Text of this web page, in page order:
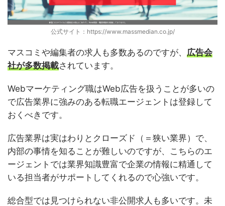
公式サイト：https://www.massmedian.co.jp/
マスコミや編集者の求人も多数あるのですが、 広告会
社が多数掲載されています。
Webマーケティング職はWeb広告を扱うことが多いの
で広告業界に強みのある転職エージェントは登録して
おくべきです。
広告業界は実はわりとクローズド（＝狭い業界）で、
内部の事情を知ることが難しいのですが、こちらのエ
ージェントでは業界知識豊富で企業の情報に精通して
いる担当者がサポートしてくれるので心強いです。
総合型では見つけられない非公開求人も多いです。未